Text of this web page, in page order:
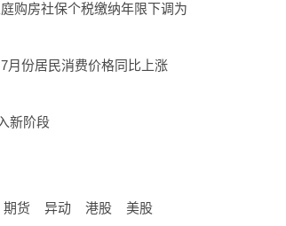
购房社保个税缴纳年限下调为
月份居民消费价格同比上涨
新阶段
期货 异动 港股 美股